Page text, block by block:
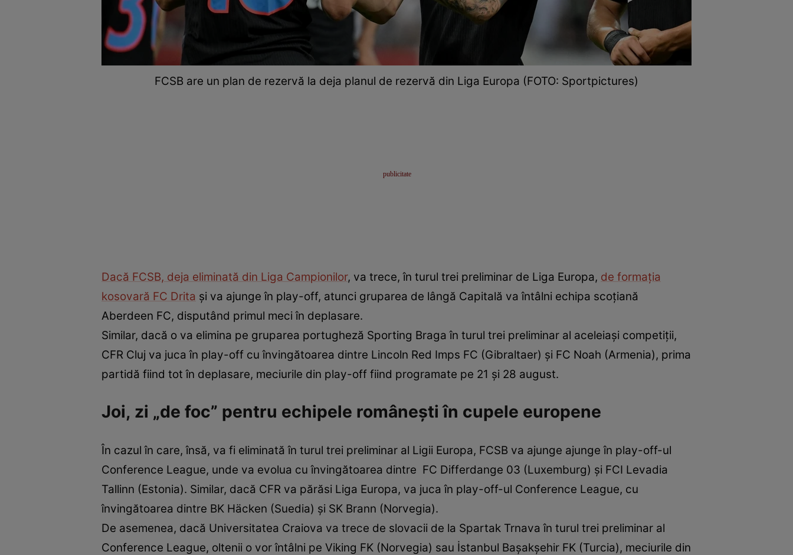
FCSB are un plan de rezervă la deja planul de rezervă din Liga Europa (FOTO: Sportpictures)
Dacă FCSB, deja eliminată din Liga Campionilor, va trece, în turul trei preliminar de Liga Europa, de formaţia
kosovară FC Drita și va ajunge în play-off, atunci gruparea de lângă Capitală va întâlni echipa scoţiană
Aberdeen FC, disputând primul meci în deplasare.
Similar, dacă o va elimina pe gruparea portugheză Sporting Braga în turul trei preliminar al aceleiași competiții,
CFR Cluj va juca în play-off cu învingătoarea dintre Lincoln Red Imps FC (Gibraltaer) şi FC Noah (Armenia), prima
partidă fiind tot în deplasare, meciurile din play-off fiind programate pe 21 şi 28 august.
Joi, zi „de foc” pentru echipele românești în cupele europene
În cazul în care, însă, va fi eliminată în turul trei preliminar al Ligii Europa, FCSB va ajunge ajunge în play-off-ul
Conference League, unde va evolua cu învingătoarea dintre FC Differdange 03 (Luxemburg) şi FCI Levadia
Tallinn (Estonia). Similar, dacă CFR va părăsi Liga Europa, va juca în play-off-ul Conference League, cu
învingătoarea dintre BK Häcken (Suedia) şi SK Brann (Norvegia).
De asemenea, dacă Universitatea Craiova va trece de slovacii de la Spartak Trnava în turul trei preliminar al
Conference League, oltenii o vor întâlni pe Viking FK (Norvegia) sau İstanbul Başakşehir FK (Turcia), meciurile din